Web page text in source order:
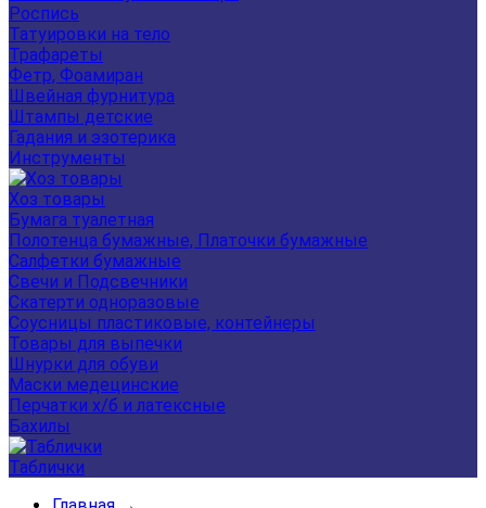
Роспись
Татуировки на тело
Трафареты
Фетр, Фоамиран
Швейная фурнитура
Штампы детские
Гадания и эзотерика
Инструменты
Хоз товары
Бумага туалетная
Полотенца бумажные, Платочки бумажные
Салфетки бумажные
Свечи и Подсвечники
Скатерти одноразовые
Соусницы пластиковые, контейнеры
Товары для выпечки
Шнурки для обуви
Маски медецинские
Перчатки х/б и латексные
Бахилы
Таблички